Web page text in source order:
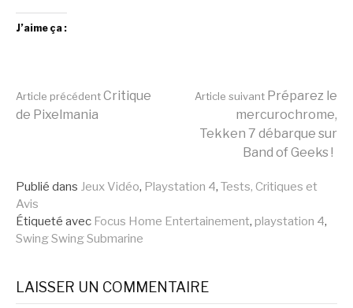
J’aime ça :
Lire
suite
Article précédentCritique
de Pixelmania
Article suivant Préparez le
mercurochrome,
Tekken 7 débarque sur
Band of Geeks !
Publié dans Jeux Vidéo, Playstation 4, Tests, Critiques et
Avis
Étiqueté avec Focus Home Entertainement, playstation 4,
Swing Swing Submarine
LAISSER UN COMMENTAIRE